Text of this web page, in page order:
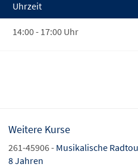
Uhrzeit
14:00 - 17:00 Uhr
Weitere Kurse
261-45906 - Musikalische
8 Jahren